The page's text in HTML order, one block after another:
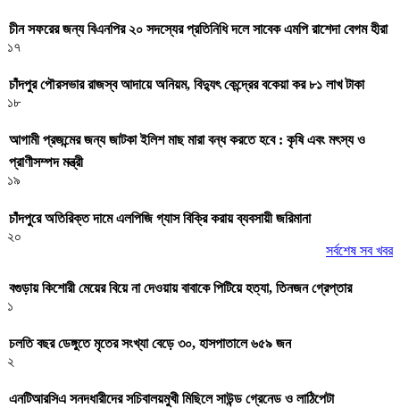
চীন সফরের জন্য বিএনপির ২০ সদস্যের প্রতিনিধি দলে সাবেক এমপি রাশেদা বেগম হীরা
১৭
চাঁদপুর পৌরসভার রাজস্ব আদায়ে অনিয়ম, বিদ্যুৎ কেন্দ্রের বকেয়া কর ৮১ লাখ টাকা
১৮
আগামী প্রজন্মের জন্য জাটকা ইলিশ মাছ মারা বন্ধ করতে হবে : কৃষি এবং মৎস্য ও
প্রাণীসম্পদ মন্ত্রী
১৯
চাঁদপুরে অতিরিক্ত দামে এলপিজি গ্যাস বিক্রি করায় ব্যবসায়ী জরিমানা
২০
সর্বশেষ সব খবর
বগুড়ায় কিশোরী মেয়ের বিয়ে না দেওয়ায় বাবাকে পিটিয়ে হত্যা, তিনজন গ্রেপ্তার
১
চলতি বছর ডেঙ্গুতে মৃতের সংখ্যা বেড়ে ৩০, হাসপাতালে ৬৫৯ জন
২
এনটিআরসিএ সনদধারীদের সচিবালয়মুখী মিছিলে সাউন্ড গ্রেনেড ও লাঠিপেটা